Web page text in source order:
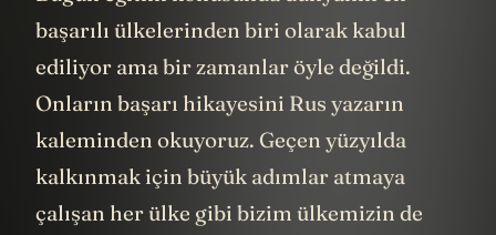
başarılı ülkelerinden biri olarak kabul
ediliyor ama bir zamanlar öyle değildi.
Onların başarı hikayesini Rus yazarın
kaleminden okuyoruz. Geçen yüzyılda
kalkınmak için büyük adımlar atmaya
çalışan her ülke gibi bizim ülkemizin de